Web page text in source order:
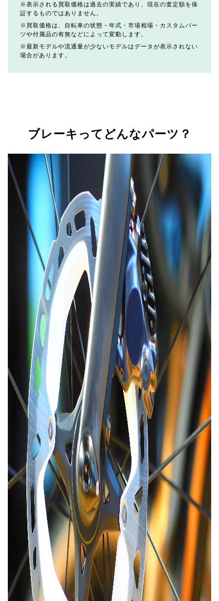
表示される買取価格は過去の実績であり、現在の査定額を保
証するものではありません。
買取価格は、自転車の状態・年式・市場相場・カスタムパー
ツや付属品の有無などによって変動します。
最新モデルや流通量が少ないモデルはデータが表示されない
場合があります。
ブレーキってどんなパーツ？